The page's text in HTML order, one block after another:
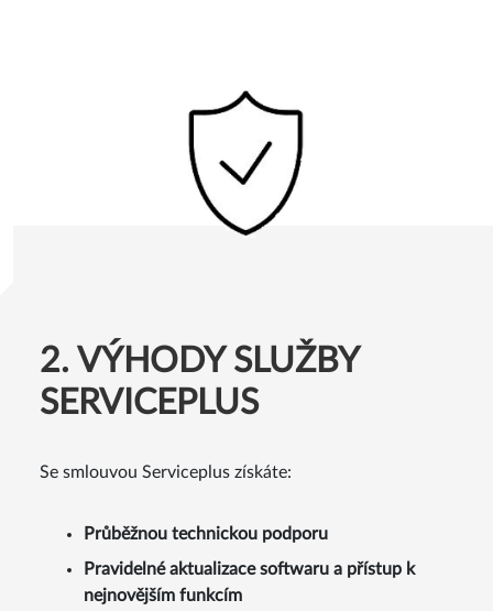
2. VÝHODY SLUŽBY
SERVICEPLUS
Se smlouvou Serviceplus získáte:
Průběžnou technickou podporu